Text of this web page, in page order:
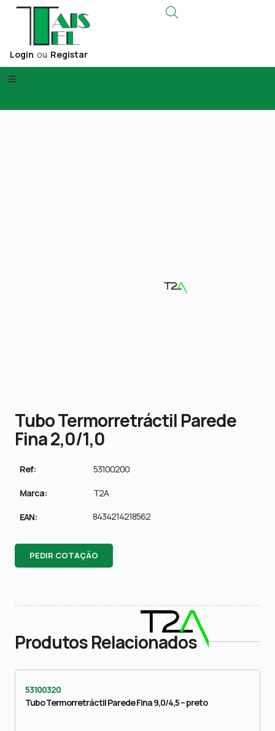
Login ou Registar
Tubo Termorretráctil Parede
Fina 2,0/1,0
Ref: 53100200
Marca: T2A
EAN: 8434214218562
PEDIR COTAÇÃO
Produtos Relacionados
53100320
Tubo Termorretráctil Parede Fina 9,0/4,5 – preto